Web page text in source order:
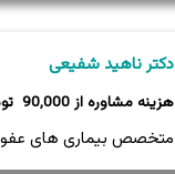
دکتر ناهید شفیعی
90,000
متخصص بیماری های